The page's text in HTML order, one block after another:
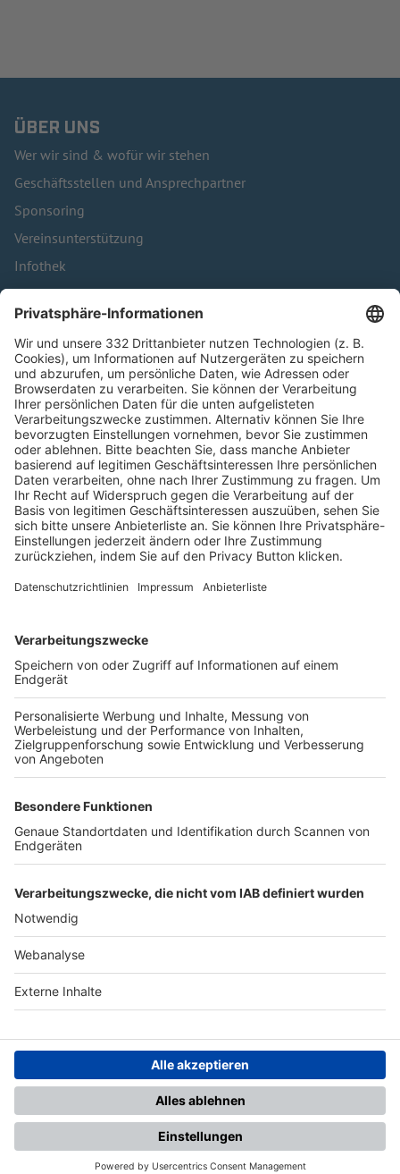
ÜBER UNS
Wer wir sind & wofür wir stehen
Geschäftsstellen und Ansprechpartner
Sponsoring
Vereinsunterstützung
Infothek
Kontakt
HÄUFIG BESUCHTE SEITEN
Pässe und Vereinswechsel
Trainerausbildung
Schulungsangebot Vereinsmitarbeiter
BFV-Geschäftsstellen
Trainerbörse
Login SpielPlus
FOLGE DEM BFV
TOP-VEREINE
TOP-PARTNER
SFV DFB
Nutzungsbedingungen Datenschutz Impressum
Ihr Gerät wird möglicherweise
nicht vollständig unterstützt.
Für die beste Nutzung empfehlen
wir ein kompatibles Gerät oder
einen aktuellen Browser.